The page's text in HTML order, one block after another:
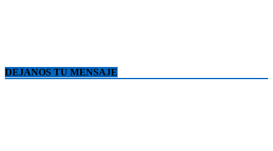
DEJANOS TU MENSAJE